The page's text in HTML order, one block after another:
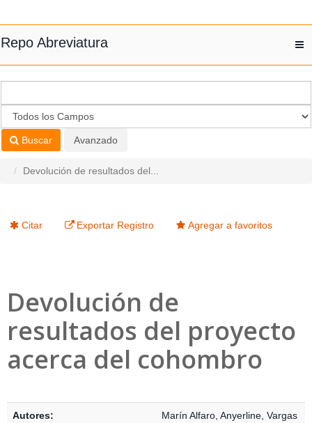
Repo Abreviatura
Buscar Avanzado
Devolución de resultados del...
Citar Exportar Registro Agregar a favoritos
Devolución de
resultados del proyecto
acerca del cohombro
Autores: Marín Alfaro, Anyerline Vargas